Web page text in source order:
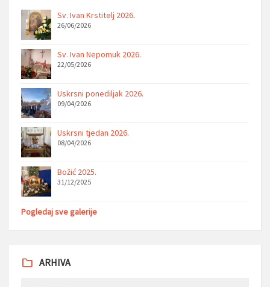
Sv. Ivan Krstitelj 2026.
26/06/2026
Sv. Ivan Nepomuk 2026.
22/05/2026
Uskrsni ponediljak 2026.
09/04/2026
Uskrsni tjedan 2026.
08/04/2026
Božić 2025.
31/12/2025
Pogledaj sve galerije
ARHIVA